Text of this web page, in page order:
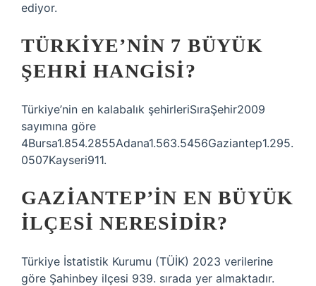
ediyor.
TÜRKIYE’NIN 7 BÜYÜK
ŞEHRI HANGISI?
Türkiye’nin en kalabalık şehirleriSıraŞehir2009
sayımına göre
4Bursa1.854.2855Adana1.563.5456Gaziantep1.295.
0507Kayseri911.
GAZIANTEP’IN EN BÜYÜK
ILÇESI NERESIDIR?
Türkiye İstatistik Kurumu (TÜİK) 2023 verilerine
göre Şahinbey ilçesi 939. sırada yer almaktadır.